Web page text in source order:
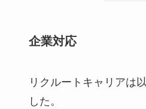
企業対応
リクルートキャリアは
した。